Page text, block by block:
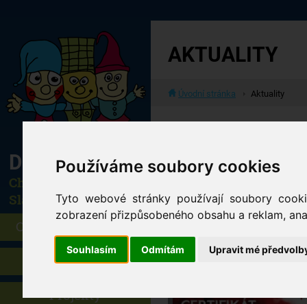
Používáme soubory cookies
Tyto webové stránky používají soubory
zobrazení přizpůsobeného obsahu a reklam,
Souhlasím Odmítám Upravit mé
Dětský domov
Cheb a Horní
Slavkov
O dětském domově
Aktuality
Projekty
AKTUALITY
Úvodní stránka Aktuality